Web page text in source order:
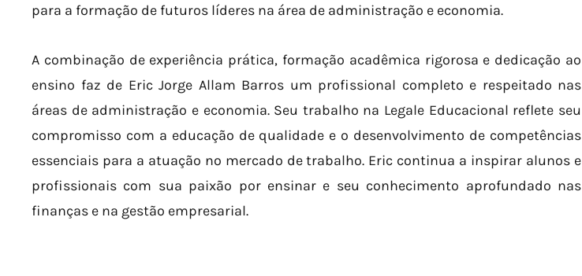
para a formação de futuros líderes na área de administração e economia.
A combinação de experiência prática, formação acadêmica rigorosa e dedicação ao
ensino faz de Eric Jorge Allam Barros um profissional completo e respeitado nas
áreas de administração e economia. Seu trabalho na Legale Educacional reflete seu
compromisso com a educação de qualidade e o desenvolvimento de competências
essenciais para a atuação no mercado de trabalho. Eric continua a inspirar alunos e
profissionais com sua paixão por ensinar e seu conhecimento aprofundado nas
finanças e na gestão empresarial.